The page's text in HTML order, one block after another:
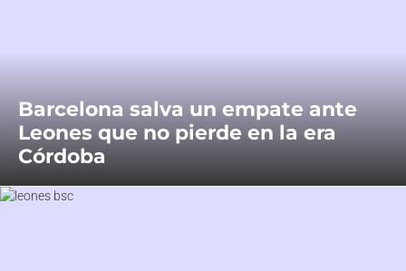
Barcelona salva un empate ante
Leones que no pierde en la era
Córdoba